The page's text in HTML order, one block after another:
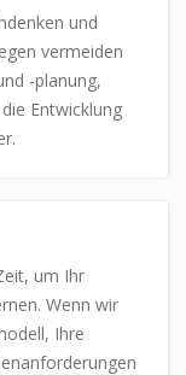
und
vermeiden
-planung,
Entwicklung
um Ihr
Wenn wir
Ihre